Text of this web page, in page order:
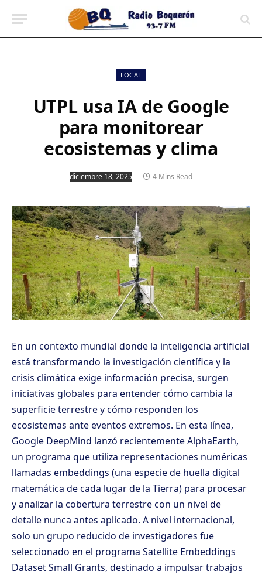
LOCAL
UTPL usa IA de Google
para monitorear
ecosistemas y clima
diciembre 18, 2025 4 Mins Read
En un contexto mundial donde la inteligencia artificial
está transformando la investigación científica y la
crisis climática exige información precisa, surgen
iniciativas globales para entender cómo cambia la
superficie terrestre y cómo responden los
ecosistemas ante eventos extremos. En esta línea,
Google DeepMind lanzó recientemente AlphaEarth,
un programa que utiliza representaciones numéricas
llamadas embeddings (una especie de huella digital
matemática de cada lugar de la Tierra) para procesar
y analizar la cobertura terrestre con un nivel de
detalle nunca antes aplicado. A nivel internacional,
solo un grupo reducido de investigadores fue
seleccionado en el programa Satellite Embeddings
Dataset Small Grants, destinado a impulsar trabajos